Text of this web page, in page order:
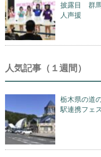
披露目 群
人声援
人気記事（１週間）
栃木県の道
駅連携フェ